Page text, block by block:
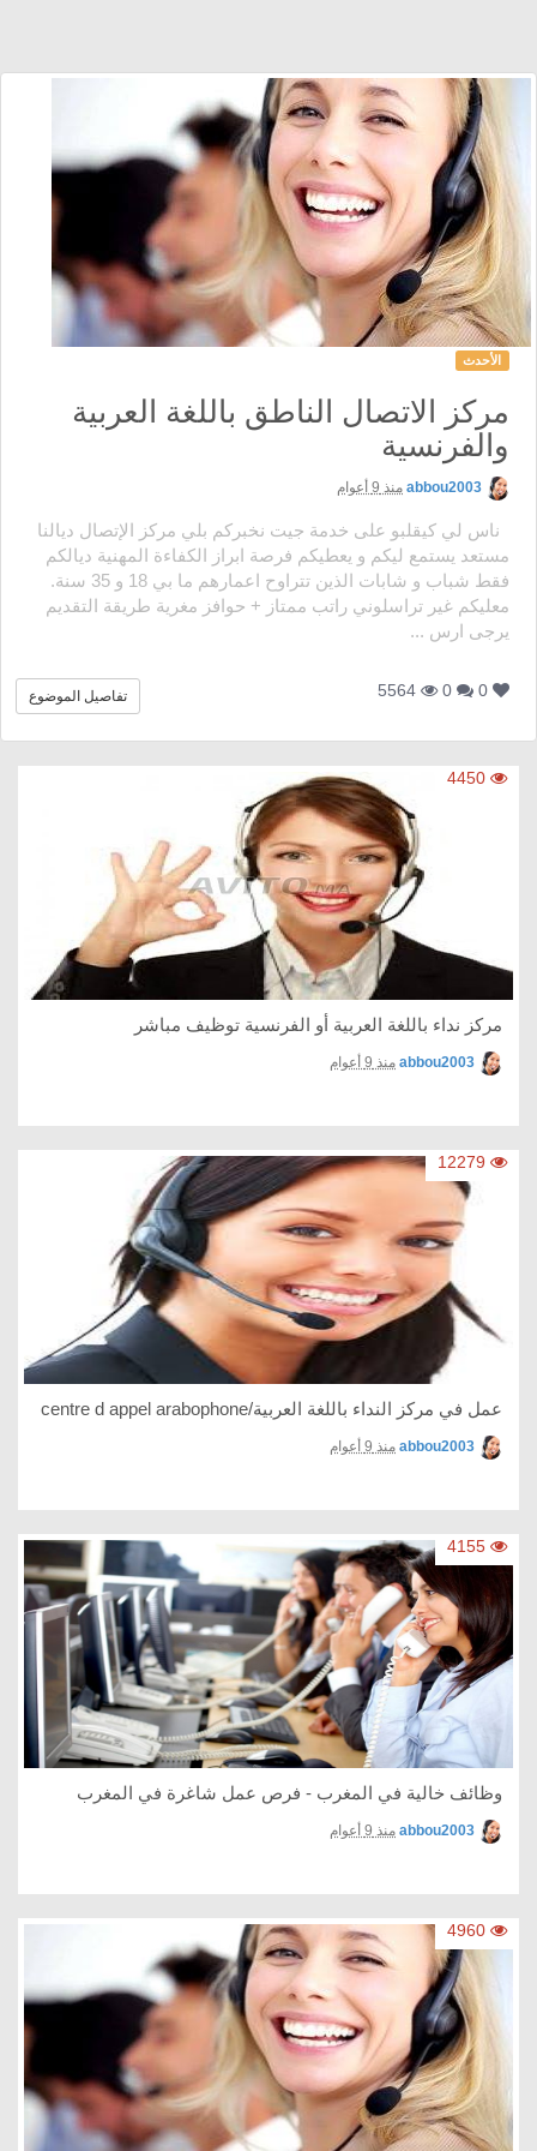
الأحدث
مركز الاتصال الناطق باللغة العربية
والفرنسية
abbou2003 منذ 9 أعوام
ناس لي كيقلبو على خدمة جيت نخبركم بلي مركز الإتصال ديالنا
مستعد يستمع ليكم و يعطيكم فرصة ابراز الكفاءة المهنية ديالكم
فقط شباب و شابات الذين تتراوح اعمارهم ما بي 18 و 35 سنة.
معليكم غير تراسلوني راتب ممتاز + حوافز مغرية طريقة التقديم
يرجى ارس ...
0
0
5564 تفاصيل الموضوع
4450
مركز نداء باللغة العربية أو الفرنسية توظيف مباشر
abbou2003 منذ 9 أعوام
12279
عمل في مركز النداء باللغة العربية/centre d appel arabophone
abbou2003 منذ 9 أعوام
4155
وظائف خالية في المغرب - فرص عمل شاغرة في المغرب
abbou2003 منذ 9 أعوام
4960